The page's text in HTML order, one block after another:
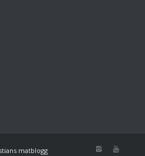
matblogg